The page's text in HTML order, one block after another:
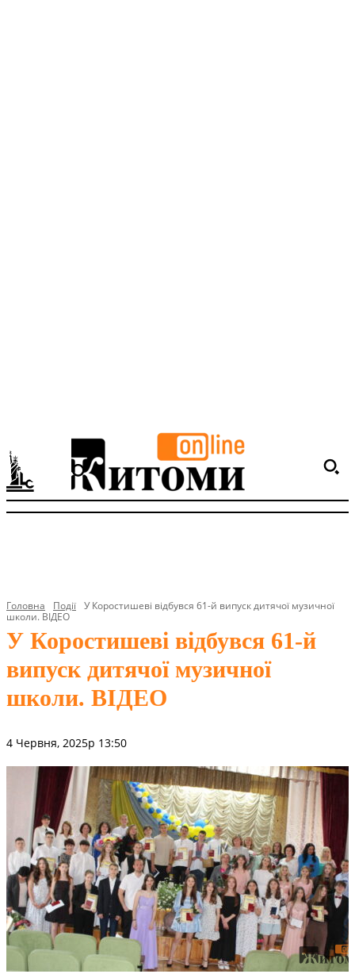
Головна Події У Коростишеві відбувся 61-й випуск дитячої музичної
школи. ВІДЕО
У Коростишеві відбувся 61-й
випуск дитячої музичної
школи. ВІДЕО
4 Червня, 2025р 13:50